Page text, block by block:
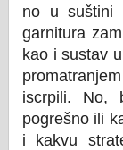
no u suštini
garnitura
kao i sustav
iscrpili. No,
pogrešno ili
i kakvu